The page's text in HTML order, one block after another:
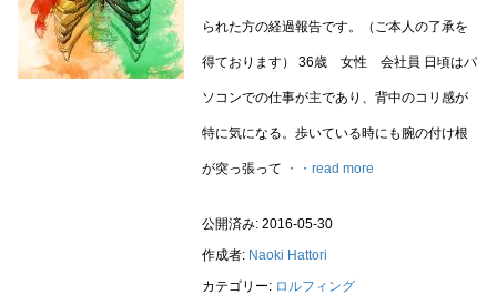
られた方の経過報告です。（ご本人の了承を
得ております） 36歳 女性 会社員 日頃はパ
ソコンでの仕事が主であり、背中のコリ感が
特に気になる。歩いている時にも腕の付け根
が突っ張って ・・read more
公開済み: 2016-05-30
作成者: Naoki Hattori
カテゴリー: ロルフィング